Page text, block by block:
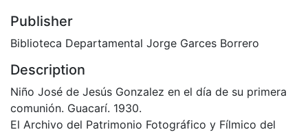
Publisher
Biblioteca Departamental Jorge Garces Borrero
Description
Niño José de Jesús Gonzalez en el día de su primera
comunión. Guacarí. 1930.
El Archivo del Patrimonio Fotográfico y Fílmico del